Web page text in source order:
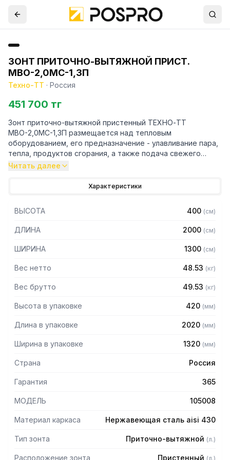
ЗОНТ ПРИТОЧНО-ВЫТЯЖНОЙ ПРИСТ.
МВО-2,0МС-1,3П
Техно-ТТ · Россия
451 700 тг
Зонт приточно-вытяжной пристенный ТЕХНО-ТТ
МВО-2,0МС-1,3П размещается над тепловым
оборудованием, его предназначение - улавливание пара,
тепла, продуктов сгорания, а также подача свежего
воздуха, что благоприятно сказывается на микроклимате
предметах мебели и кухонной утвари. Поэтому это
оборудование формирует микроклимат в помещении и
защищает сотрудников горячего цеха.
— Бескаркасный
0,8мм
— Поставляется в собранном виде
Читать далее
Характеристики
ВЫСОТА 400 (см)
ДЛИНА 2000 (см)
ШИРИНА 1300 (см)
Вес нетто 48.53 (кг)
Вес брутто 49.53 (кг)
Высота в упаковке 420 (мм)
Длина в упаковке 2020 (мм)
Ширина в упаковке 1320 (мм)
Страна Россия
Гарантия 365
МОДЕЛЬ 105008
Материал каркаса Нержавеющая сталь aisi 430
Тип зонта Приточно-вытяжной (л.)
Расположение зонта Пристенный (л.)